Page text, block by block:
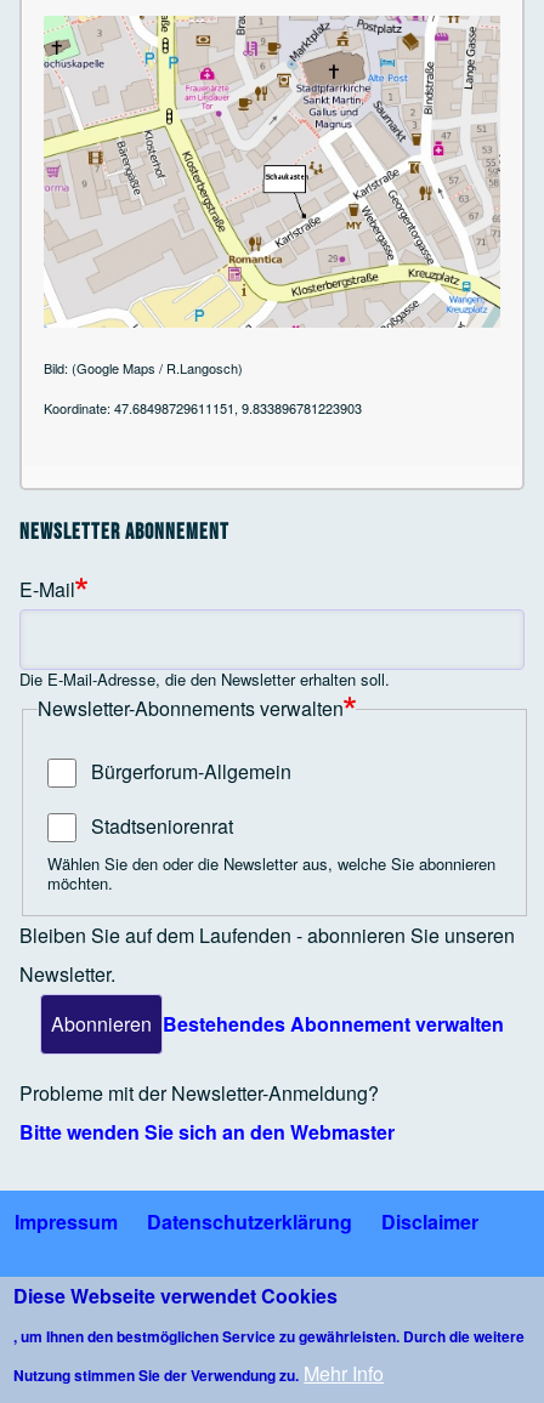
Bild: (Google Maps / R.Langosch)
Koordinate: 47.68498729611151, 9.833896781223903
Newsletter Abonnement
E-Mail
Die E-Mail-Adresse, die den Newsletter erhalten soll.
Newsletter-Abonnements verwalten
Bürgerforum-Allgemein
Stadtseniorenrat
Wählen Sie den oder die Newsletter aus, welche Sie abonnieren
möchten.
Bleiben Sie auf dem Laufenden - abonnieren Sie unseren
Newsletter.
Bestehendes Abonnement verwalten
Probleme mit der Newsletter-Anmeldung?
Bitte wenden Sie sich an den Webmaster
Fußzeile
Impressum Datenschutzerklärung Disclaimer
Bildnachweise Nutzungsbedingungen Gäste-WLAN
Kommentarrichtlinie
Diese Webseite verwendet Cookies
, um Ihnen den bestmöglichen Service zu gewährleisten. Durch die weitere
Nutzung stimmen Sie der Verwendung zu. Mehr Info